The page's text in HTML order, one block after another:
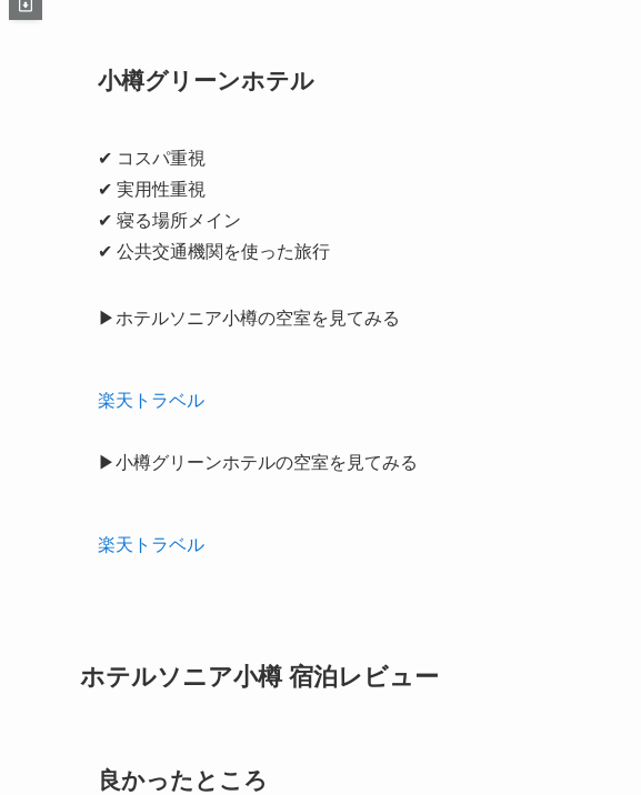
小樽グリーンホテル
✔ コスパ重視
✔ 実用性重視
✔ 寝る場所メイン
✔ 公共交通機関を使った旅行
▶ホテルソニア小樽の空室を見てみる
楽天トラベル
▶小樽グリーンホテルの空室を見てみる
楽天トラベル
ホテルソニア小樽 宿泊レビュー
良かったところ